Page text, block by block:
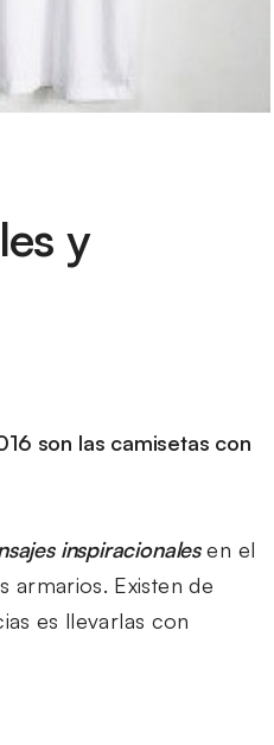
y
son las camisetas con
inspiracionalesen el
armarios. Existen de
es llevarlas con